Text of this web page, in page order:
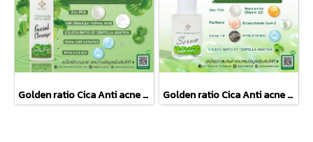
Golden ratio Cica Anti acne Facial Cleanser Golden ratio Cica Anti acne serum